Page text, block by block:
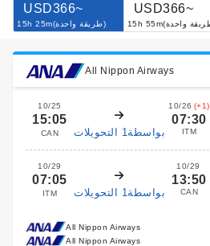
USD366~
15h 25m(طريقة واحدة)
USD366~
All Nippon Airways
10/25
15:05
CAN بواسطة1 التحويلات
10/26 (+1)
07:30
ITM
10/29
07:05
ITM بواسطة1 التحويلات
10/29
13:50
CAN
All Nippon Airways
All Nippon Airways